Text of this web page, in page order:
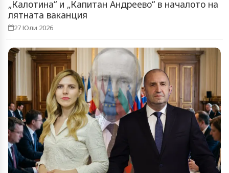
„Калотина“ и „Капитан Андреево“ в началото на
лятната ваканция
27 Юли 2026